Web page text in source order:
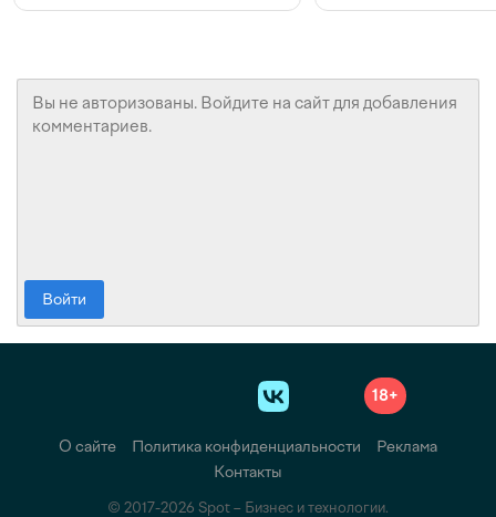
Войти
18+
О сайте Политика конфиденциальности
Реклама
Контакты
© 2017-2026 Spot – Бизнес и технологии.